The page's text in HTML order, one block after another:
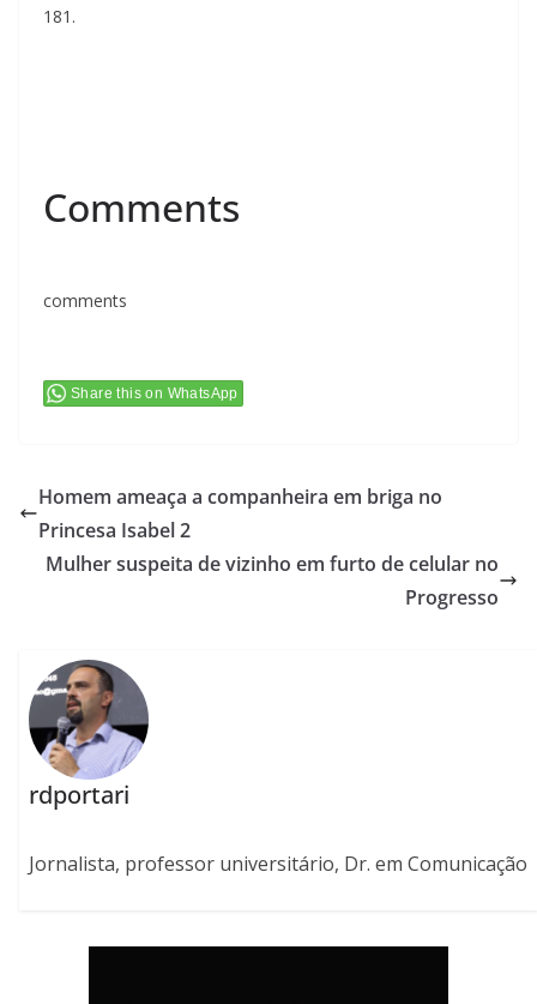
181.
Comments
comments
Share this on WhatsApp
Homem ameaça a companheira em briga no
Princesa Isabel 2
Mulher suspeita de vizinho em furto de celular no
Progresso
rdportari
Jornalista, professor universitário, Dr. em Comunicação